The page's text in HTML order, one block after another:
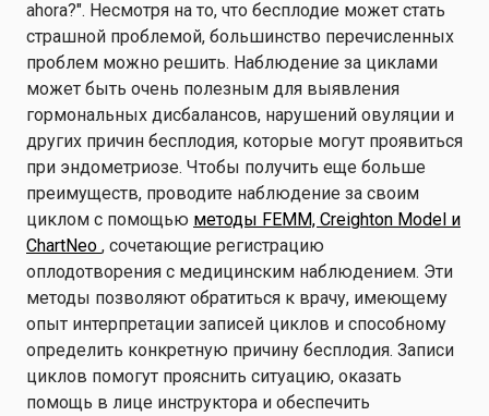
ahora?". Несмотря на то, что бесплодие может стать
страшной проблемой, большинство перечисленных
проблем можно решить. Наблюдение за циклами
может быть очень полезным для выявления
гормональных дисбалансов, нарушений овуляции и
других причин бесплодия, которые могут проявиться
при эндометриозе. Чтобы получить еще больше
преимуществ, проводите наблюдение за своим
циклом с помощью методы FEMM, Creighton Model и
ChartNeo , сочетающие регистрацию
оплодотворения с медицинским наблюдением. Эти
методы позволяют обратиться к врачу, имеющему
опыт интерпретации записей циклов и способному
определить конкретную причину бесплодия. Записи
циклов помогут прояснить ситуацию, оказать
помощь в лице инструктора и обеспечить